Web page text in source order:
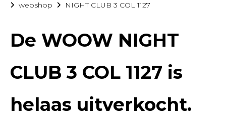
webshop NIGHT CLUB 3 COL 1127
De WOOW NIGHT
CLUB 3 COL 1127 is
helaas uitverkocht.